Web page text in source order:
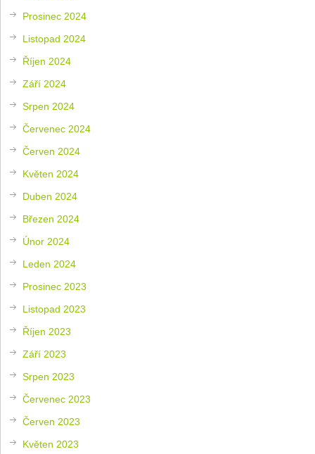
Prosinec 2024
Listopad 2024
Říjen 2024
Září 2024
Srpen 2024
Červenec 2024
Červen 2024
Květen 2024
Duben 2024
Březen 2024
Únor 2024
Leden 2024
Prosinec 2023
Listopad 2023
Říjen 2023
Září 2023
Srpen 2023
Červenec 2023
Červen 2023
Květen 2023